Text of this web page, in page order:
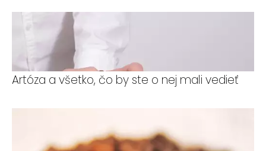
Artóza a všetko, čo by ste o nej mali vedieť